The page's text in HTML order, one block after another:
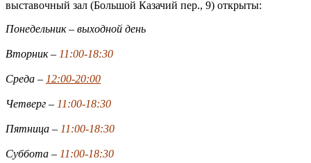
выставочный зал (Большой Казачий пер., 9) открыты:
Понедельник – выходной день
Вторник – 11:00-18:30
Среда – 12:00-20:00
Четверг – 11:00-18:30
Пятница – 11:00-18:30
Суббота – 11:00-18:30